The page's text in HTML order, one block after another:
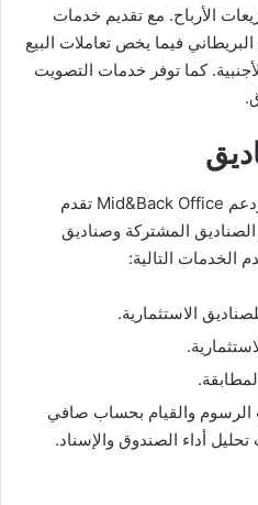
الأرباح. مع تقديم خدمات
فيما يخص تعاملات البيع
كما توفر خدمات التصويت
هي عبارة عن مجموعة خدمات ودعم Mid&Back Office تقدم
الصناديق المشتركة وصناديق
الخدمات التالية:
الاستثمارية.
الرسوم والقيام بحساب صافي
أداء الصندوق والإسناد.